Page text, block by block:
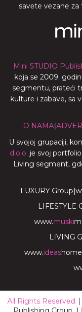
savete vezane za
Mini STUDIO
koja se 2009.
segmentu, prateći
kulture i zabave, sa
O NAMA|
U svojoj grupaciji,
d.o.o. je svoj
Living segment,
LUXURY Group|
LIFESTYLE
www.muski
LIVING
www.ideas
All Rights Reserved.